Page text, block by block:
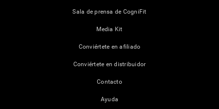
Sala de prensa de CogniFit
Media Kit
Conviértete en afiliado
Conviértete en distribuidor
Contacto
Ayuda